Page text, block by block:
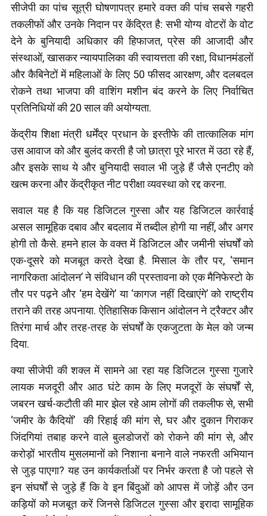
सीजेपी का पांच सूत्री घोषणापत्र हमारे वक्त की पांच सबसे गहरी
तकलीफों और उनके निदान पर केंद्रित है: सभी योग्य वोटरों के वोट
देने के बुनियादी अधिकार की हिफाजत, प्रेस की आजादी और
संस्थाओं, खासकर न्यायपालिका की स्वायत्तता की रक्षा, विधानमंडलों
और कैबिनेटों में महिलाओं के लिए 50 फीसद आरक्षण, और दलबदल
रोकने तथा भाजपा की वाशिंग मशीन बंद करने के लिए निर्वाचित
प्रतिनिधियों की 20 साल की अयोग्यता.
केंद्रीय शिक्षा मंत्री धर्मेंद्र प्रधान के इस्तीफे की तात्कालिक मांग
उस आवाज को और बुलंद करती है जो छात्रा पूरे भारत में उठा रहे हैं,
और इसके साथ ये और बुनियादी सवाल भी जुड़े हैं जैसे एनटीए को
खत्म करना और केंद्रीकृत नीट परीक्षा व्यवस्था को रद्द करना.
सवाल यह है कि यह डिजिटल गुस्सा और यह डिजिटल कार्रवाई
असल सामूहिक दबाव और बदलाव में तब्दील होगी या नहीं, और अगर
होगी तो कैसे. हमने हाल के वक्त में डिजिटल और जमीनी संघर्षों को
एक-दूसरे को मजबूत करते देखा है. मिसाल के तौर पर, ‘समान
नागरिकता आंदोलन’ ने संविधान की प्रस्तावना को एक मैनिफेस्टो के
तौर पर पढ़ने और ‘हम देखेंगे’ या ‘कागज नहीं दिखाएंगे’ को राष्ट्रीय
तराने की तरह अपनाया. ऐतिहासिक किसान आंदोलन ने ट्रैक्टर और
तिरंगा मार्च और तरह-तरह के संघर्षों के एकजुटता के मेल को जन्म
दिया.
क्या सीजेपी की शक्ल में सामने आ रहा यह डिजिटल गुस्सा गुजारे
लायक मजदूरी और आठ घंटे काम के लिए मजदूरों के संघर्षों से,
जबरन खर्च-कटौती की मार झेल रहे आम लोगों की तकलीफ से, सभी
‘जमीर के कैदियों’ की रिहाई की मांग से, घर और दुकान गिराकर
जिंदगियां तबाह करने वाले बुलडोजरों को रोकने की मांग से, और
करोड़ों भारतीय मुसलमानों को निशाना बनाने वाले नफरती अभियान
से जुड़ पाएगा? यह उन कार्यकर्ताओं पर निर्भर करता है जो पहले से
इन संघर्षों से जुड़े हैं कि वे इन बिंदुओं को आपस में जोड़ें और उन
कड़ियों को मजबूत करें जिनसे डिजिटल गुस्सा और इरादा सामूहिक